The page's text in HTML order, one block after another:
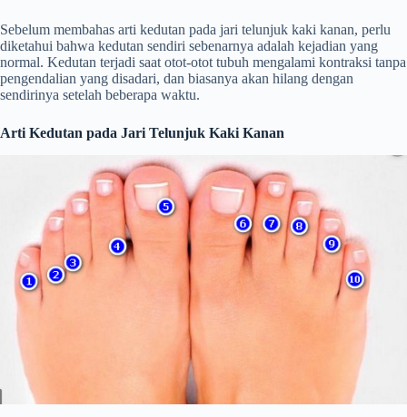
Sebelum membahas arti kedutan pada jari telunjuk kaki kanan, perlu
diketahui bahwa kedutan sendiri sebenarnya adalah kejadian yang
normal. Kedutan terjadi saat otot-otot tubuh mengalami kontraksi tanpa
pengendalian yang disadari, dan biasanya akan hilang dengan
sendirinya setelah beberapa waktu.
Arti Kedutan pada Jari Telunjuk Kaki Kanan